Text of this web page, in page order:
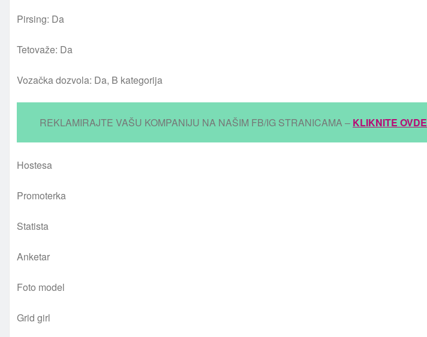
Pirsing: Da
Tetovaže: Da
Vozačka dozvola: Da, B kategorija
REKLAMIRAJTE VAŠU KOMPANIJU NA NAŠIM FB/IG STRANICAMA – KLIKNITE OVDE
Hostesa
Promoterka
Statista
Anketar
Foto model
Grid girl